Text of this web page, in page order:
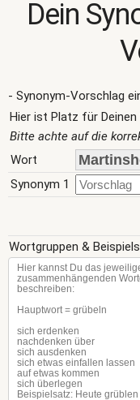
Dein
- Synonym-Vorschlag
Hier ist Platz für Deinen
Bitte achte auf die
Wort
Synonym 1
Wortgruppen &